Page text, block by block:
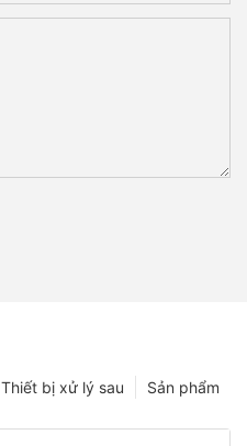
Sản phẩm
Thiết bị xử lý sau